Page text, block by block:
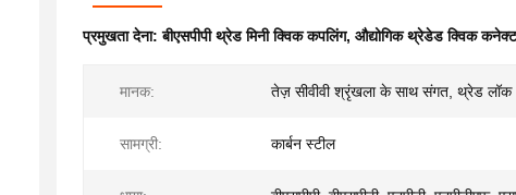
प्रमुखता देना:बीएसपीपी थ्रेड मिनी क्विक कपलिंग, औद्योगिक थ्रेडेड क्विक
मानक: तेज़ सीवीवी श्रृंखला के साथ संगत, थ्रेड लॉक
सामग्री: कार्बन स्टील